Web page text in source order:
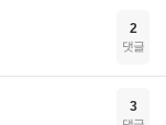
2
댓글
3